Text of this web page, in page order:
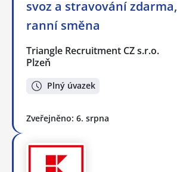
svoz a stravování zdarma,
ranní směna
Triangle Recruitment CZ s.r.o.
Plzeň
Plný úvazek
Zveřejněno: 6. srpna